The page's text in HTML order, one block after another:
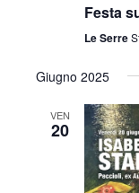
Festa
Le Serre
Giugno 2025
VEN
20